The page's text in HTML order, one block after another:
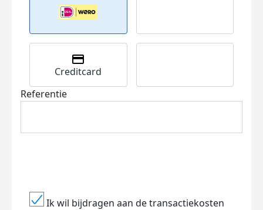
Creditcard
Referentie
Ik wil bijdragen aan de transactiekosten